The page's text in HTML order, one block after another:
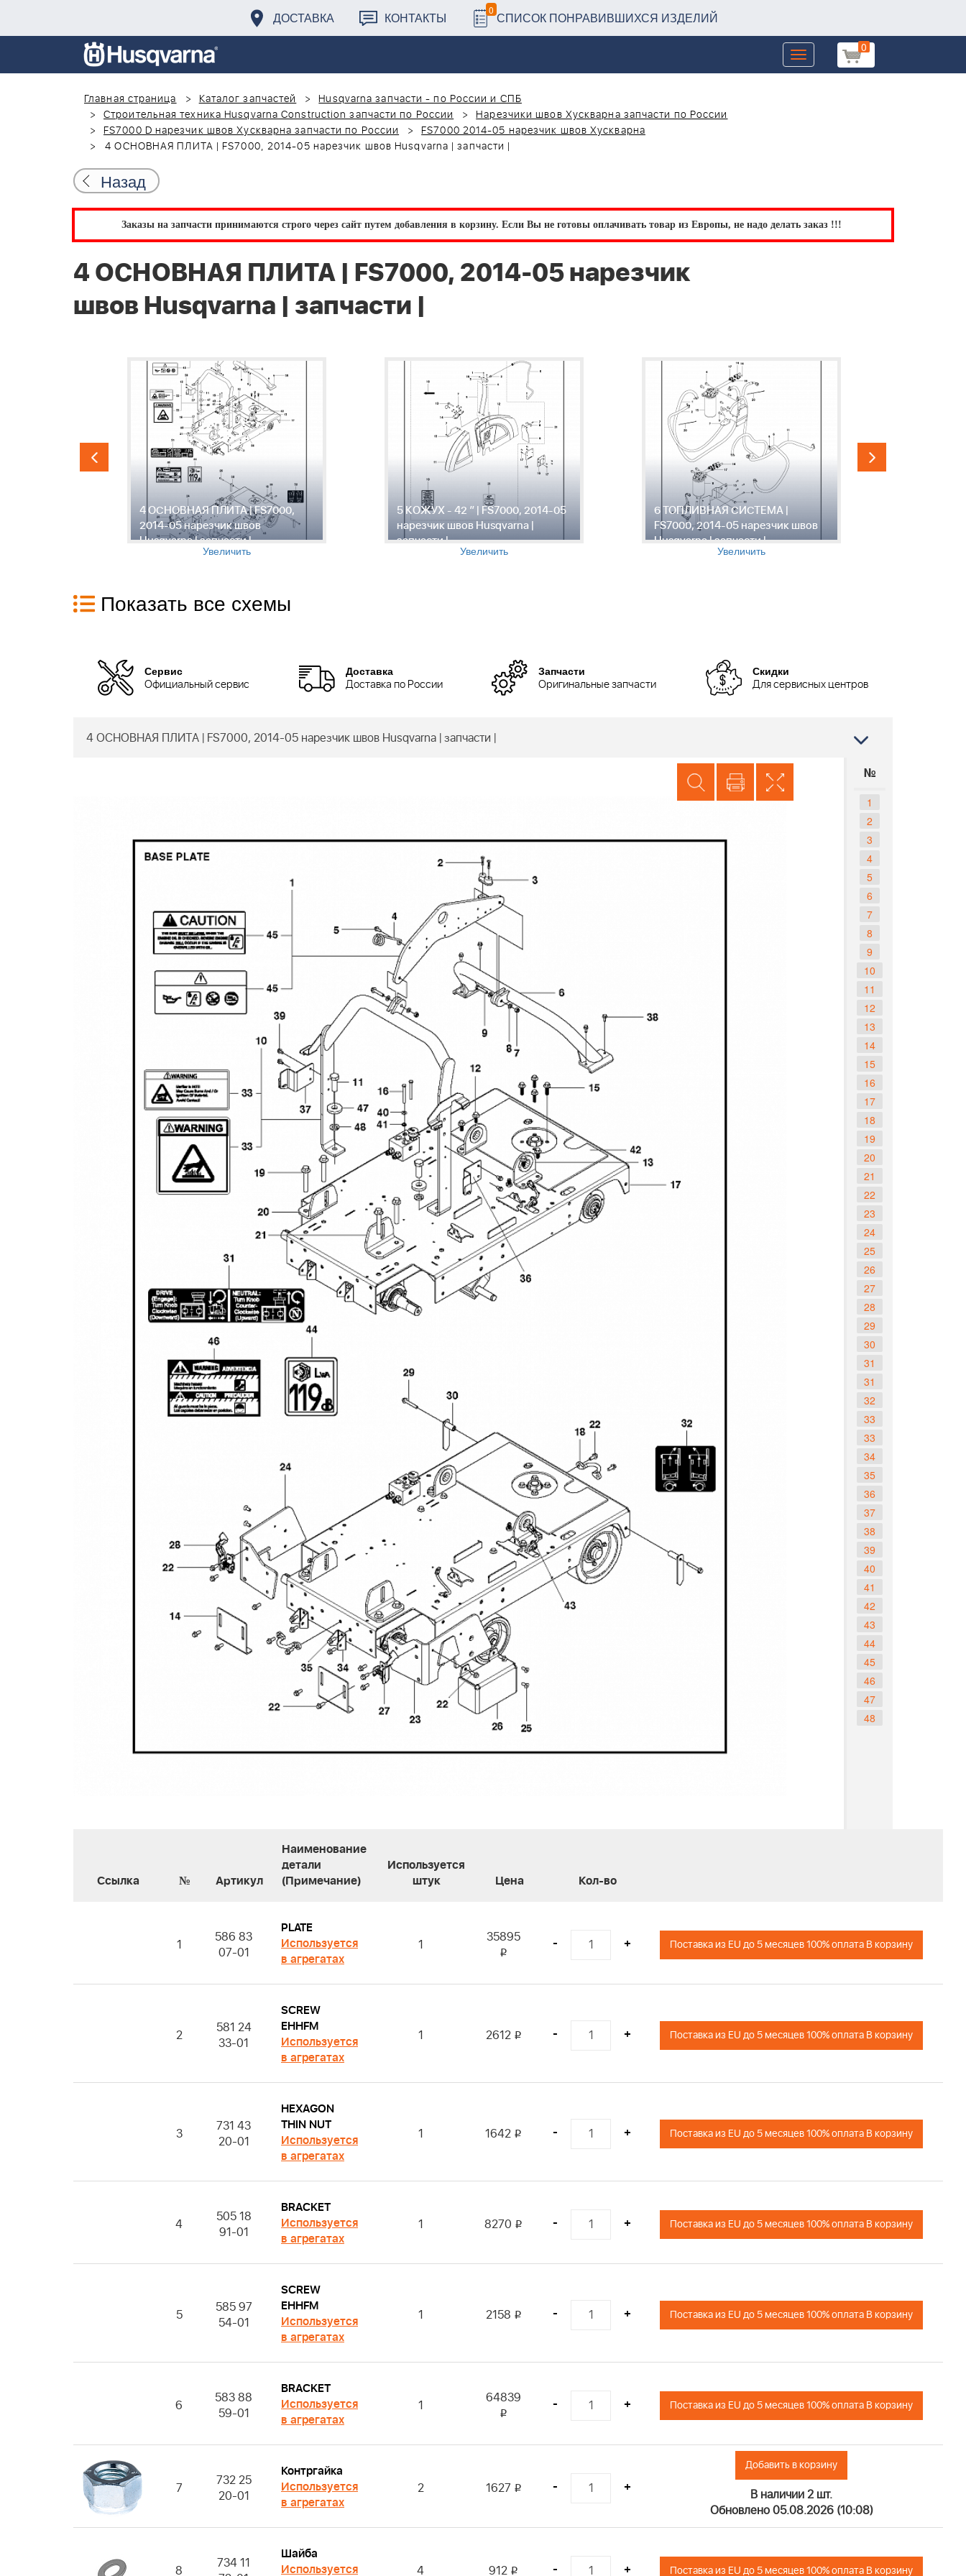
ДОСТАВКА КОНТАКТЫ 0 СПИСОК ПОНРАВИВШИХСЯ ИЗДЕЛИЙ
0
Toggle
navigation
Главная страница
Каталог запчастей
Husqvarna запчасти - по России и СПБ
Строительная техника Husqvarna Construction запчасти по России
Нарезчики швов Хускварна запчасти по России
FS7000 D нарезчик швов Хускварна запчасти по России
FS7000 2014-05 нарезчик швов Хускварна
4 ОСНОВНАЯ ПЛИТА | FS7000, 2014-05 нарезчик швов Husqvarna | запчасти |
Назад
Заказы на запчасти принимаются строго через сайт путем добавления в корзину. Если Вы не готовы оплачивать товар из Европы, не надо делать заказ !!!
4 ОСНОВНАЯ ПЛИТА | FS7000, 2014-05 нарезчик
швов Husqvarna | запчасти |
4 ОСНОВНАЯ ПЛИТА | FS7000,
2014-05 нарезчик швов
Husqvarna | запчасти |
Увеличить
5 КОЖУХ - 42 ” | FS7000, 2014-05
нарезчик швов Husqvarna |
запчасти |
Увеличить
6 ТОПЛИВНАЯ СИСТЕМА |
FS7000, 2014-05 нарезчик швов
Husqvarna | запчасти |
Увеличить
Показать все схемы
Сервис
Официальный сервис
Доставка
Доставка по России
Запчасти
Оригинальные запчасти
Скидки
Для сервисных центров
4 ОСНОВНАЯ ПЛИТА | FS7000, 2014-05 нарезчик швов Husqvarna | запчасти |
№
1
2
3
4
5
6
7
8
9
10
11
12
13
14
15
16
17
18
19
20
21
22
23
24
25
26
27
28
29
30
31
31
32
33
33
34
35
36
37
38
39
40
41
42
43
44
45
46
47
48
Ссылка № Артикул
Наименование
детали
(Примечание)
Используется
штук
Цена Кол-во
1
586 83
07-01
PLATE
Используется
в агрегатах
1 35895
i
- + Поставка из EU до 5 месяцев 100% оплата В корзину
2
581 24
33-01
SCREW
EHHFM
Используется
в агрегатах
1 2612 i - + Поставка из EU до 5 месяцев 100% оплата В корзину
3
731 43
20-01
HEXAGON
THIN NUT
Используется
в агрегатах
1 1642 i - + Поставка из EU до 5 месяцев 100% оплата В корзину
4
505 18
91-01
BRACKET
Используется
в агрегатах
1 8270 i - + Поставка из EU до 5 месяцев 100% оплата В корзину
5
585 97
54-01
SCREW
EHHFM
Используется
в агрегатах
1 2158 i - + Поставка из EU до 5 месяцев 100% оплата В корзину
6
583 88
59-01
BRACKET
Используется
в агрегатах
1 64839
i
- + Поставка из EU до 5 месяцев 100% оплата В корзину
7
732 25
20-01
Контргайка
Используется
в агрегатах
2 1627 i - +
Добавить в корзину
В наличии 2 шт.
Обновлено 05.08.2026 (10:08)
8
734 11
Шайба
Используется
4 912 i - + Поставка из EU до 5 месяцев 100% оплата В корзину